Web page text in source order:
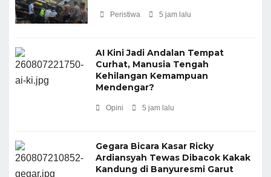
Peristiwa 5 jam lalu
AI Kini Jadi Andalan Tempat
Curhat, Manusia Tengah
Kehilangan Kemampuan
Mendengar?
Opini 5 jam lalu
Gegara Bicara Kasar Ricky
Ardiansyah Tewas Dibacok Kakak
Kandung di Banyuresmi Garut